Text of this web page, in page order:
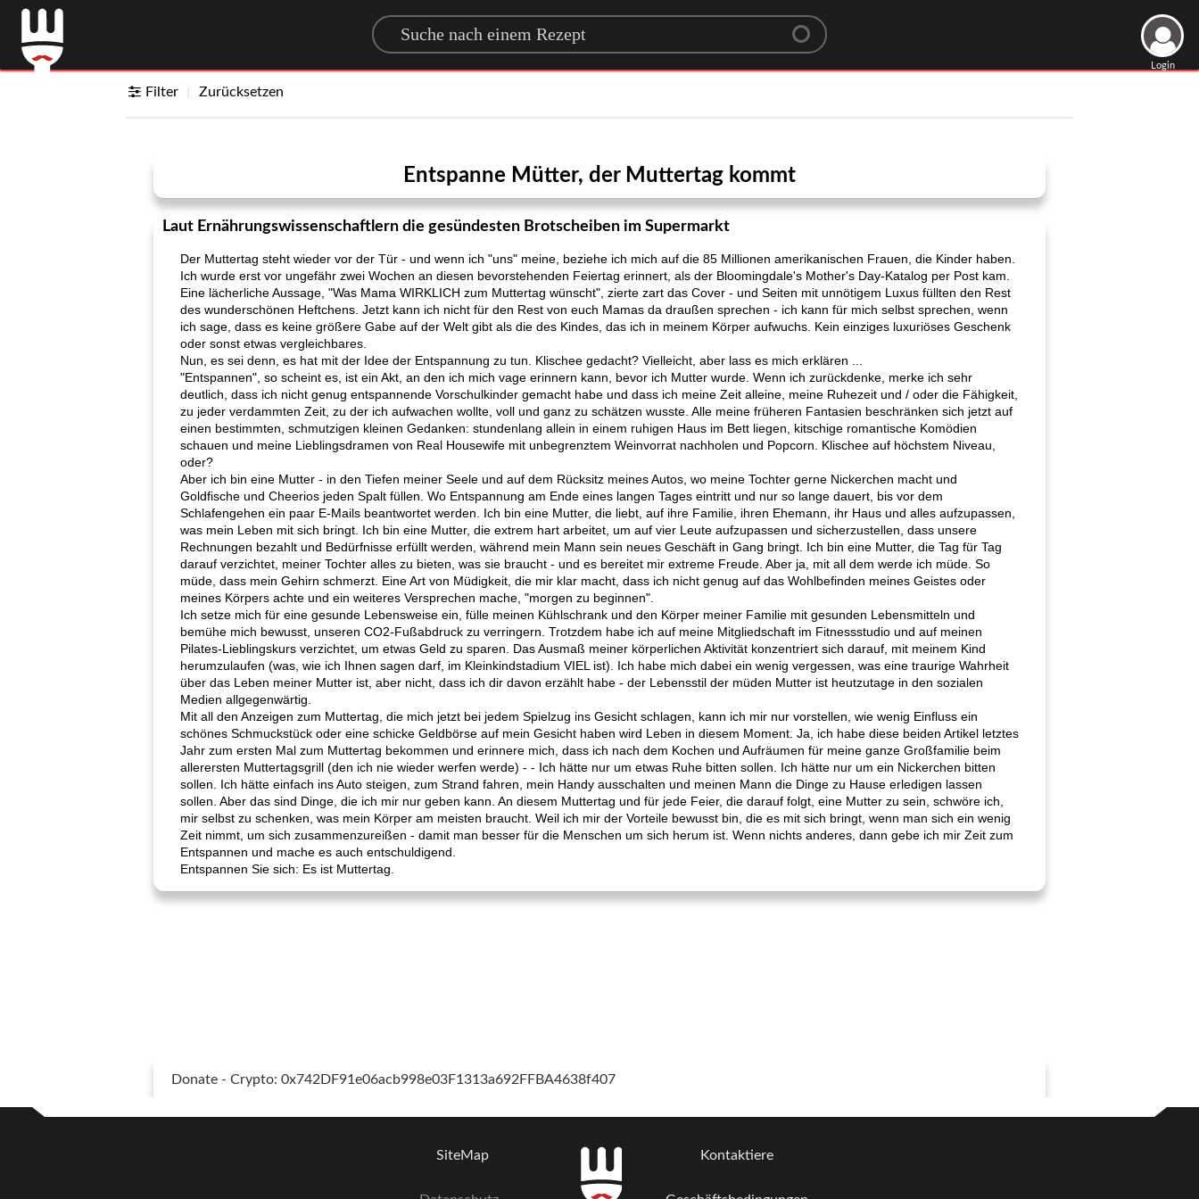
Search for a recipe
Login
Filter Zurücksetzen
Entspanne Mütter, der Muttertag kommt
Laut Ernährungswissenschaftlern die gesündesten Brotscheiben im Supermarkt
Der Muttertag steht wieder vor der Tür - und wenn ich "uns" meine, beziehe ich mich auf die 85 Millionen amerikanischen Frauen, die Kinder haben.
Ich wurde erst vor ungefähr zwei Wochen an diesen bevorstehenden Feiertag erinnert, als der Bloomingdale's Mother's Day-Katalog per Post kam.
Eine lächerliche Aussage, "Was Mama WIRKLICH zum Muttertag wünscht", zierte zart das Cover - und Seiten mit unnötigem Luxus füllten den Rest
des wunderschönen Heftchens. Jetzt kann ich nicht für den Rest von euch Mamas da draußen sprechen - ich kann für mich selbst sprechen, wenn
ich sage, dass es keine größere Gabe auf der Welt gibt als die des Kindes, das ich in meinem Körper aufwuchs. Kein einziges luxuriöses Geschenk
oder sonst etwas vergleichbares.
Nun, es sei denn, es hat mit der Idee der Entspannung zu tun. Klischee gedacht? Vielleicht, aber lass es mich erklären ...
"Entspannen", so scheint es, ist ein Akt, an den ich mich vage erinnern kann, bevor ich Mutter wurde. Wenn ich zurückdenke, merke ich sehr
deutlich, dass ich nicht genug entspannende Vorschulkinder gemacht habe und dass ich meine Zeit alleine, meine Ruhezeit und / oder die Fähigkeit,
zu jeder verdammten Zeit, zu der ich aufwachen wollte, voll und ganz zu schätzen wusste. Alle meine früheren Fantasien beschränken sich jetzt auf
einen bestimmten, schmutzigen kleinen Gedanken: stundenlang allein in einem ruhigen Haus im Bett liegen, kitschige romantische Komödien
schauen und meine Lieblingsdramen von Real Housewife mit unbegrenztem Weinvorrat nachholen und Popcorn. Klischee auf höchstem Niveau,
oder?
Aber ich bin eine Mutter - in den Tiefen meiner Seele und auf dem Rücksitz meines Autos, wo meine Tochter gerne Nickerchen macht und
Goldfische und Cheerios jeden Spalt füllen. Wo Entspannung am Ende eines langen Tages eintritt und nur so lange dauert, bis vor dem
Schlafengehen ein paar E-Mails beantwortet werden. Ich bin eine Mutter, die liebt, auf ihre Familie, ihren Ehemann, ihr Haus und alles aufzupassen,
was mein Leben mit sich bringt. Ich bin eine Mutter, die extrem hart arbeitet, um auf vier Leute aufzupassen und sicherzustellen, dass unsere
Rechnungen bezahlt und Bedürfnisse erfüllt werden, während mein Mann sein neues Geschäft in Gang bringt. Ich bin eine Mutter, die Tag für Tag
darauf verzichtet, meiner Tochter alles zu bieten, was sie braucht - und es bereitet mir extreme Freude. Aber ja, mit all dem werde ich müde. So
müde, dass mein Gehirn schmerzt. Eine Art von Müdigkeit, die mir klar macht, dass ich nicht genug auf das Wohlbefinden meines Geistes oder
meines Körpers achte und ein weiteres Versprechen mache, "morgen zu beginnen".
Ich setze mich für eine gesunde Lebensweise ein, fülle meinen Kühlschrank und den Körper meiner Familie mit gesunden Lebensmitteln und
bemühe mich bewusst, unseren CO2-Fußabdruck zu verringern. Trotzdem habe ich auf meine Mitgliedschaft im Fitnessstudio und auf meinen
Pilates-Lieblingskurs verzichtet, um etwas Geld zu sparen. Das Ausmaß meiner körperlichen Aktivität konzentriert sich darauf, mit meinem Kind
herumzulaufen (was, wie ich Ihnen sagen darf, im Kleinkindstadium VIEL ist). Ich habe mich dabei ein wenig vergessen, was eine traurige Wahrheit
über das Leben meiner Mutter ist, aber nicht, dass ich dir davon erzählt habe - der Lebensstil der müden Mutter ist heutzutage in den sozialen
Medien allgegenwärtig.
Mit all den Anzeigen zum Muttertag, die mich jetzt bei jedem Spielzug ins Gesicht schlagen, kann ich mir nur vorstellen, wie wenig Einfluss ein
schönes Schmuckstück oder eine schicke Geldbörse auf mein Gesicht haben wird Leben in diesem Moment. Ja, ich habe diese beiden Artikel letztes
Jahr zum ersten Mal zum Muttertag bekommen und erinnere mich, dass ich nach dem Kochen und Aufräumen für meine ganze Großfamilie beim
allerersten Muttertagsgrill (den ich nie wieder werfen werde) - - Ich hätte nur um etwas Ruhe bitten sollen. Ich hätte nur um ein Nickerchen bitten
sollen. Ich hätte einfach ins Auto steigen, zum Strand fahren, mein Handy ausschalten und meinen Mann die Dinge zu Hause erledigen lassen
sollen. Aber das sind Dinge, die ich mir nur geben kann. An diesem Muttertag und für jede Feier, die darauf folgt, eine Mutter zu sein, schwöre ich,
mir selbst zu schenken, was mein Körper am meisten braucht. Weil ich mir der Vorteile bewusst bin, die es mit sich bringt, wenn man sich ein wenig
Zeit nimmt, um sich zusammenzureißen - damit man besser für die Menschen um sich herum ist. Wenn nichts anderes, dann gebe ich mir Zeit zum
Entspannen und mache es auch entschuldigend.
Entspannen Sie sich: Es ist Muttertag.
Donate - Crypto: 0x742DF91e06acb998e03F1313a692FFBA4638f407
SiteMap Kontaktiere